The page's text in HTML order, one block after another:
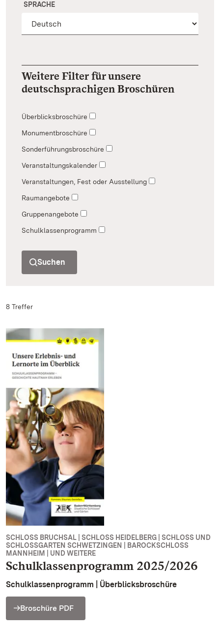
SPRACHE
Weitere Filter für unsere
deutschsprachigen Broschüren
Überblicksbroschüre
Monumentbroschüre
Sonderführungsbroschüre
Veranstaltungskalender
Veranstaltungen, Fest oder Ausstellung
Raumangebote
Gruppenangebote
Schulklassenprogramm
Suchen
8 Treffer
SCHLOSS BRUCHSAL | SCHLOSS HEIDELBERG | SCHLOSS UND
SCHLOSSGARTEN SCHWETZINGEN | BAROCKSCHLOSS
MANNHEIM | UND WEITERE
Schulklassenprogramm 2025/2026
Schulklassenprogramm | Überblicksbroschüre
Broschüre PDF